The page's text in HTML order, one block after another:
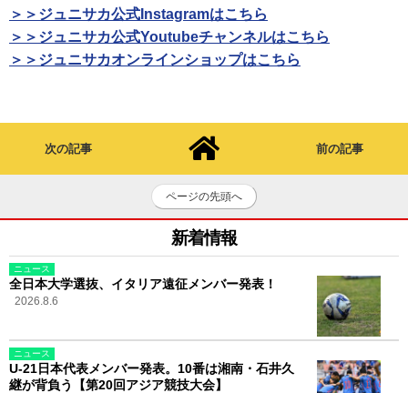
＞＞ジュニサカ公式Instagramはこちら
＞＞ジュニサカ公式Youtubeチャンネルはこちら
＞＞ジュニサカオンラインショップはこちら
次の記事 前の記事
ページの先頭へ
新着情報
ニュース
全日本大学選抜、イタリア遠征メンバー発表！
2026.8.6
ニュース
U-21日本代表メンバー発表。10番は湘南・石井久
継が背負う【第20回アジア競技大会】